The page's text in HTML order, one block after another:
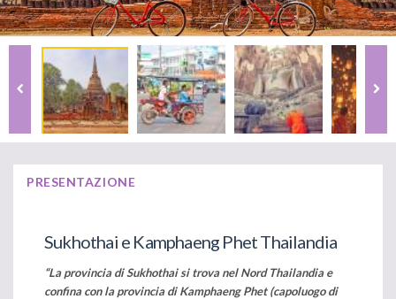
PRESENTAZIONE
Sukhothai e Kamphaeng Phet Thailandia
“La provincia di Sukhothai si trova nel Nord Thailandia e
confina con la provincia di Kamphaeng Phet (capoluogo di